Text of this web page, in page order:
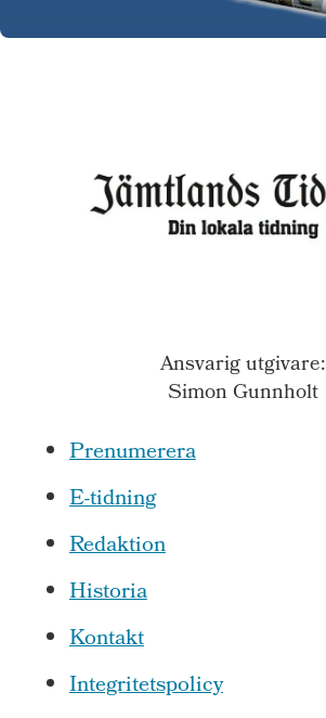
Ansvarig utgivare:
Simon Gunnholt
Prenumerera
E-tidning
Redaktion
Historia
Kontakt
Integritetspolicy